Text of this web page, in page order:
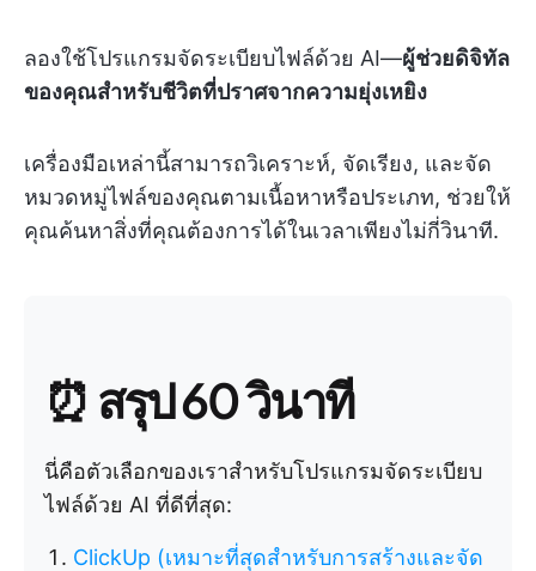
ลองใช้โปรแกรมจัดระเบียบไฟล์ด้วย AI—ผู้ช่วยดิจิทัล
ของคุณสำหรับชีวิตที่ปราศจากความยุ่งเหยิง
เครื่องมือเหล่านี้สามารถวิเคราะห์, จัดเรียง, และจัด
หมวดหมู่ไฟล์ของคุณตามเนื้อหาหรือประเภท, ช่วยให้
คุณค้นหาสิ่งที่คุณต้องการได้ในเวลาเพียงไม่กี่วินาที.
⏰ สรุป 60 วินาที
นี่คือตัวเลือกของเราสำหรับโปรแกรมจัดระเบียบ
ไฟล์ด้วย AI ที่ดีที่สุด:
ClickUp (เหมาะที่สุดสำหรับการสร้างและจัด